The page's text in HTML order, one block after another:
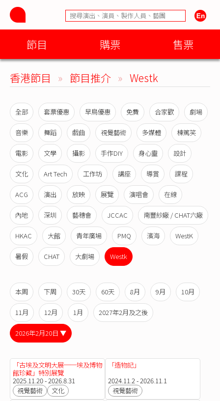
節目 購票 售票
香港節目 » 節目推介 » Westk
全部 套票優惠 早鳥優惠 免費 合家歡 劇場
音樂 舞蹈 戲曲 視覺藝術 多媒體 棟篤笑
電影 文學 攝影 手作DIY 身心靈 設計
文化 Art Tech 工作坊 講座 導賞 課程
ACG 演出 放映 展覽 演唱會 在線
內地 深圳 藝穗會 JCCAC 南豐紗廠 / CHAT六廠
HKAC 大館 青年廣場 PMQ 濱海 WestK
暑假 CHAT 大劇場 Westk
本周 下周 30天 60天 8月 9月 10月
11月 12月 1月 2027年2月及之後
2026年2月20日 ▼
「古埃及文明大展──埃及博物
館珍藏」特別展覽
2025.11.20 - 2026.8.31
視覺藝術
文化
「造物記」
2024.11.2 - 2026.11.1
視覺藝術